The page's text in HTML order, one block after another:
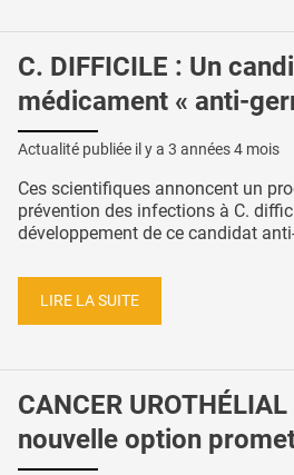
C. DIFFICILE : Un
médicament « anti-
Actualité publiée il y a 3 années 4 mois
Ces scientifiques annoncent un
prévention des infections à C.
développement de ce candidat
LIRE LA SUITE
CANCER
nouvelle option